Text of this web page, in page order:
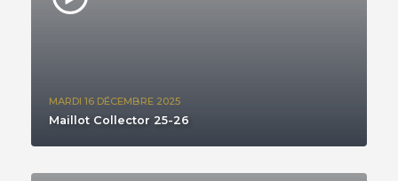
MARDI 16 DÉCEMBRE 2025
Maillot Collector 25-26